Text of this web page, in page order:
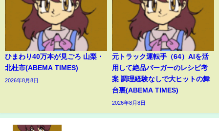
ひまわり40万本が見ごろ 山梨・
北杜市(ABEMA TIMES)
2026年8月8日
元トラック運転手（64）AIを活
用して絶品バーガーのレシピ考
案 調理経験なしで大ヒットの舞
台裏(ABEMA TIMES)
2026年8月8日